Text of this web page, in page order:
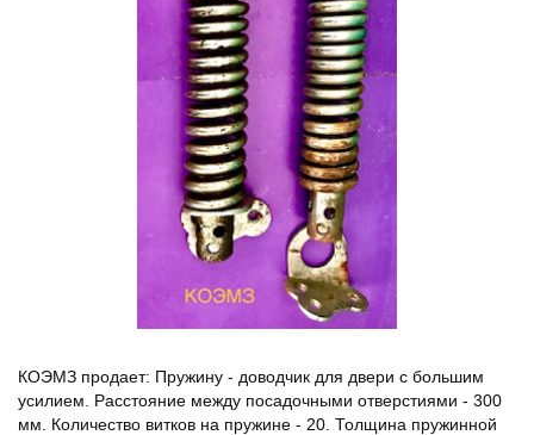
КОЭМЗ продает: Пружину - доводчик для двери с большим
усилием. Расстояние между посадочными отверстиями - 300
мм. Количество витков на пружине - 20. Толщина пружинной